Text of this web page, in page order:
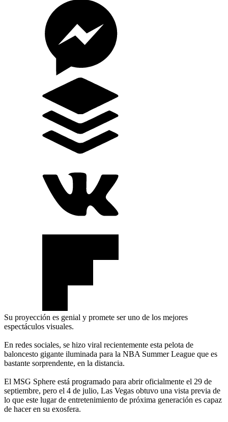
Su proyección es genial y promete ser uno de los mejores
espectáculos visuales.
En redes sociales, se hizo viral recientemente esta pelota de
baloncesto gigante iluminada para la NBA Summer League que es
bastante sorprendente, en la distancia.
El MSG Sphere está programado para abrir oficialmente el 29 de
septiembre, pero el 4 de julio, Las Vegas obtuvo una vista previa de
lo que este lugar de entretenimiento de próxima generación es capaz
de hacer en su exosfera.